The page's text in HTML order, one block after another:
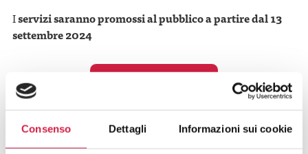
Consenso Dettagli Informazioni sui cookie
Iservizi saranno promossi al pubblico a partire dal 13
settembre 2024